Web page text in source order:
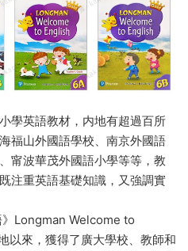
學英語教材，内地有超過百所
福山外國語學校、南京外國語
甯波華茂外國語小學等等，教
注重英語基礎知識，又強調實
Longman Welcome to
以來，獲得了廣大學校、教師和